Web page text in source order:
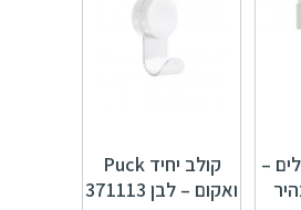
–
קולב יחיד Puck
ואקום – לבן 371113